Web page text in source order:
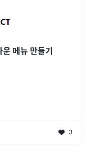
메뉴 만들기
3